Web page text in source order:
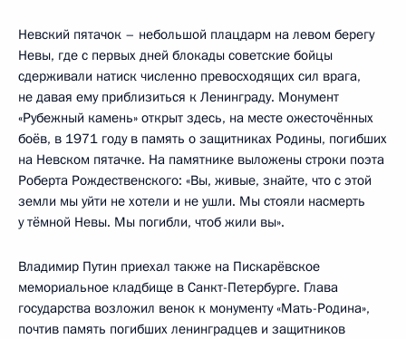
Невский пятачок – небольшой плацдарм на левом берегу
Невы, где с первых дней блокады советские бойцы
сдерживали натиск численно превосходящих сил врага,
не давая ему приблизиться к Ленинграду. Монумент
«Рубежный камень» открыт здесь, на месте ожесточённых
боёв, в 1971 году в память о защитниках Родины, погибших
на Невском пятачке. На памятнике выложены строки поэта
Роберта Рождественского: «Вы, живые, знайте, что с этой
земли мы уйти не хотели и не ушли. Мы стояли насмерть
у тёмной Невы. Мы погибли, чтоб жили вы».
Владимир Путин приехал также на Пискарёвское
мемориальное кладбище в Санкт-Петербурге. Глава
государства возложил венок к монументу «Мать-Родина»,
почтив память погибших ленинградцев и защитников